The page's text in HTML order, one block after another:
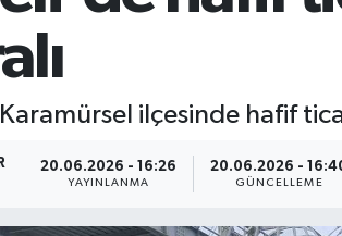
ilçesinde hafif
20.06.2026 - 16:26
YAYINLANMA
20.06.2026 -
GÜNCELLEME